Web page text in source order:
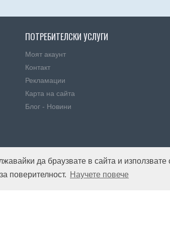
да браузвате в сайта и използвате
поверителност. Научете повече
ПОТРЕБИТЕЛСКИ УСЛУГИ
Моят акаунт
Контакт
Рекламации
Карта на сайта
Блог - Новини